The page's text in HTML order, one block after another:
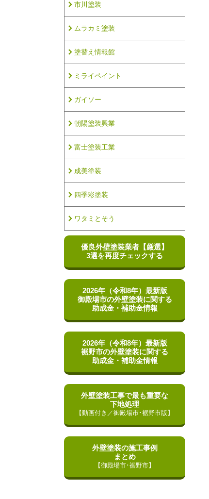
市川塗装
ムラカミ塗装
塗替え情報館
ミライペイント
ガイソー
朝陽塗装興業
富士塗装工業
成美塗装
四季彩塗装
ワタミとそう
優良外壁塗装業者 【厳選】
3選を再度チェックする
2026年（令和8年）最新版
御殿場市の外壁塗装に関する
助成金・補助金情報
2026年（令和8年）最新版
裾野市の外壁塗装に関する
助成金・補助金情報
外壁塗装工事で最も重要な
下地処理
【動画付き／御殿場市･裾野市版】
外壁塗装の施工事例
まとめ
【御殿場市･裾野市】